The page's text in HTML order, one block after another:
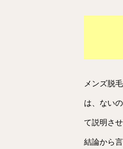
メンズ脱
は、ない
て説明さ
結論から